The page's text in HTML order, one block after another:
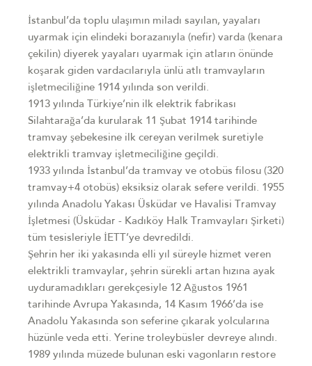
İstanbul’da toplu ulaşımın miladı sayılan, yayaları
uyarmak için elindeki borazanıyla (nefir) varda (kenara
çekilin) diyerek yayaları uyarmak için atların önünde
koşarak giden vardacılarıyla ünlü atlı tramvayların
işletmeciliğine 1914 yılında son verildi.
1913 yılında Türkiye’nin ilk elektrik fabrikası
Silahtarağa’da kurularak 11 Şubat 1914 tarihinde
tramvay şebekesine ilk cereyan verilmek suretiyle
elektrikli tramvay işletmeciliğine geçildi.
1933 yılında İstanbul’da tramvay ve otobüs filosu (320
tramvay+4 otobüs) eksiksiz olarak sefere verildi. 1955
yılında Anadolu Yakası Üsküdar ve Havalisi Tramvay
İşletmesi (Üsküdar - Kadıköy Halk Tramvayları Şirketi)
tüm tesisleriyle İETT’ye devredildi.
Şehrin her iki yakasında elli yıl süreyle hizmet veren
elektrikli tramvaylar, şehrin sürekli artan hızına ayak
uyduramadıkları gerekçesiyle 12 Ağustos 1961
tarihinde Avrupa Yakasında, 14 Kasım 1966’da ise
Anadolu Yakasında son seferine çıkarak yolcularına
hüzünle veda etti. Yerine troleybüsler devreye alındı.
1989 yılında müzede bulunan eski vagonların restore